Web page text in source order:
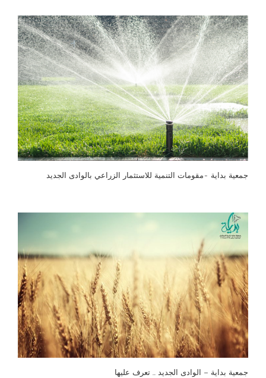
جمعية بداية -مقومات التنمية للاستثمار الزراعي بالوادى الجديد
جمعية بداية – الوادى الجديد … تعرف عليها